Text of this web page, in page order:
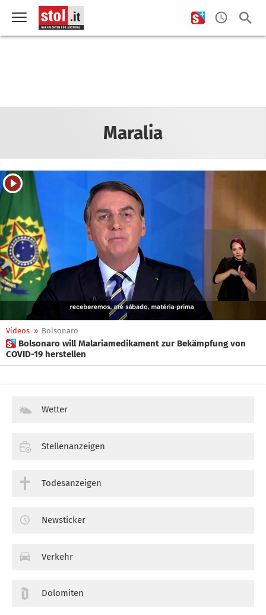
Maralia
Videos » Bolsonaro
 Bolsonaro will Malariamedikament zur Bekämpfung von
COVID-19 herstellen
Wetter
Stellenanzeigen
Todesanzeigen
Newsticker
Verkehr
Dolomiten